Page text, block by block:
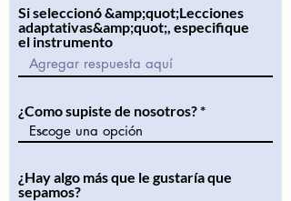
t
o
r
i
o
Si seleccionó &amp;quot;Lecciones
adaptativas&amp;quot;, especifique
el instrumento
¿Como supiste de nosotros?
¿Hay algo más que le gustaría que
sepamos?